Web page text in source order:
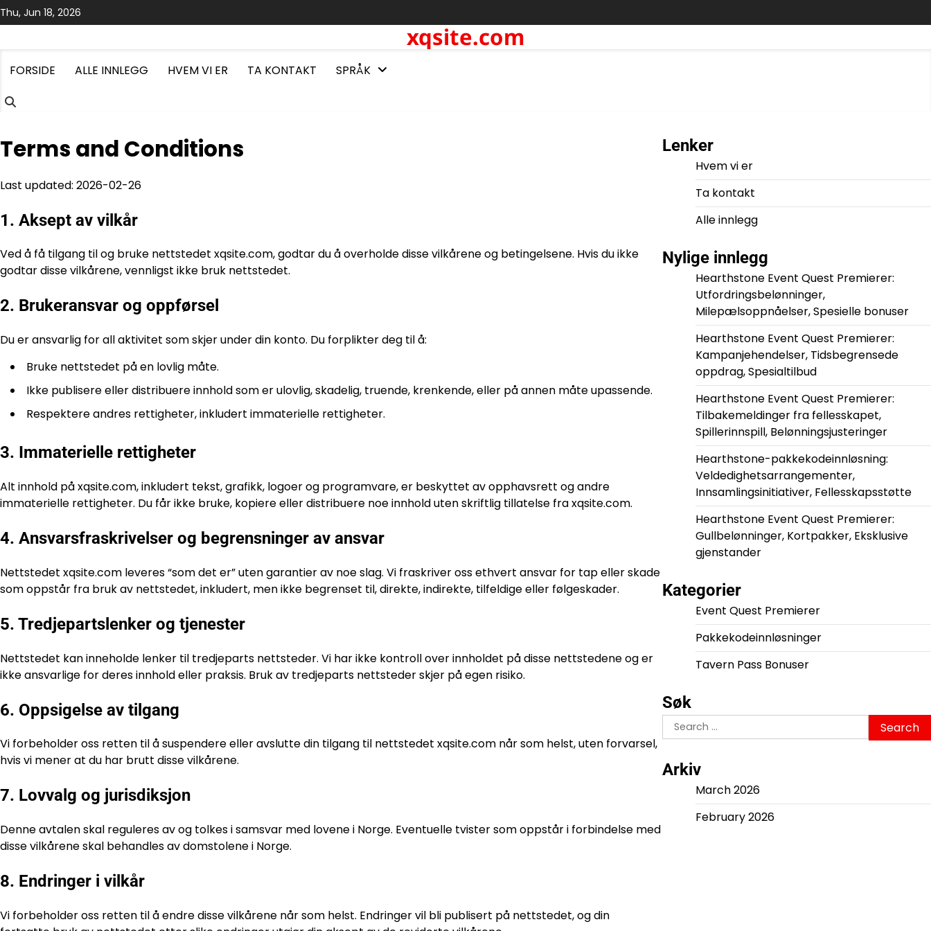
Skip
to
Thu, Jun 18, 2026
xqsite.com
FORSIDE ALLE INNLEGG HVEM VI ER TA KONTAKT SPRÅK
Terms and Conditions
Last updated: 2026-02-26
1. Aksept av vilkår
Ved å få tilgang til og bruke nettstedet xqsite.com, godtar du å overholde disse vilkårene og betingelsene. Hvis du ikke
godtar disse vilkårene, vennligst ikke bruk nettstedet.
2. Brukeransvar og oppførsel
Du er ansvarlig for all aktivitet som skjer under din konto. Du forplikter deg til å:
Bruke nettstedet på en lovlig måte.
Ikke publisere eller distribuere innhold som er ulovlig, skadelig, truende, krenkende, eller på annen måte upassende.
Respektere andres rettigheter, inkludert immaterielle rettigheter.
3. Immaterielle rettigheter
Alt innhold på xqsite.com, inkludert tekst, grafikk, logoer og programvare, er beskyttet av opphavsrett og andre
immaterielle rettigheter. Du får ikke bruke, kopiere eller distribuere noe innhold uten skriftlig tillatelse fra xqsite.com.
4. Ansvarsfraskrivelser og begrensninger av ansvar
Nettstedet xqsite.com leveres “som det er” uten garantier av noe slag. Vi fraskriver oss ethvert ansvar for tap eller skade
som oppstår fra bruk av nettstedet, inkludert, men ikke begrenset til, direkte, indirekte, tilfeldige eller følgeskader.
5. Tredjepartslenker og tjenester
Nettstedet kan inneholde lenker til tredjeparts nettsteder. Vi har ikke kontroll over innholdet på disse nettstedene og er
ikke ansvarlige for deres innhold eller praksis. Bruk av tredjeparts nettsteder skjer på egen risiko.
6. Oppsigelse av tilgang
Vi forbeholder oss retten til å suspendere eller avslutte din tilgang til nettstedet xqsite.com når som helst, uten forvarsel,
hvis vi mener at du har brutt disse vilkårene.
7. Lovvalg og jurisdiksjon
Denne avtalen skal reguleres av og tolkes i samsvar med lovene i Norge. Eventuelle tvister som oppstår i forbindelse med
disse vilkårene skal behandles av domstolene i Norge.
8. Endringer i vilkår
Vi forbeholder oss retten til å endre disse vilkårene når som helst. Endringer vil bli publisert på nettstedet, og din
Lenker
Hvem vi er
Ta kontakt
Alle innlegg
Nylige innlegg
Hearthstone Event Quest Premierer:
Utfordringsbelønninger,
Milepælsoppnåelser, Spesielle bonuser
Hearthstone Event Quest Premierer:
Kampanjehendelser, Tidsbegrensede
oppdrag, Spesialtilbud
Hearthstone Event Quest Premierer:
Tilbakemeldinger fra fellesskapet,
Spillerinnspill, Belønningsjusteringer
Hearthstone-pakkekodeinnløsning:
Veldedighetsarrangementer,
Innsamlingsinitiativer, Fellesskapsstøtte
Hearthstone Event Quest Premierer:
Gullbelønninger, Kortpakker, Eksklusive
gjenstander
Kategorier
Event Quest Premierer
Pakkekodeinnløsninger
Tavern Pass Bonuser
Søk
Search
for:
Arkiv
March 2026
February 2026